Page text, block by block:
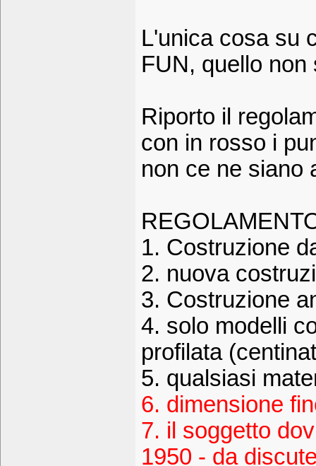
L'unica cosa su
FUN, quello non
Riporto il
con in rosso i
non ce ne siano
1. Costruzione
2. nuova
3. Costruzione
4. solo modelli
profilata
5. qualsiasi
6. dimensione
7. il soggetto
1950 - da